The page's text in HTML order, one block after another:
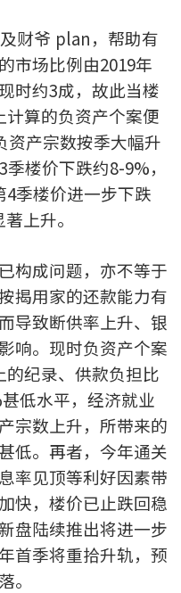
财爷 plan，帮助有
市场比例由2019年
时约3成，故此当楼
算的负资产个案便
资产宗数按季大幅升
楼价下跌约8-9%，
季楼价进一步下跌
上升。
构成问题，亦不等于
揭用家的还款能力有
导致断供率上升、银
响。现时负资产个案
纪录、供款负担比
低水平，经济就业
宗数上升，所带来的
低。再者，今年通关
率见顶等利好因素带
快，楼价已止跌回稳
盘陆续推出将进一步
首季将重拾升轨，预
。